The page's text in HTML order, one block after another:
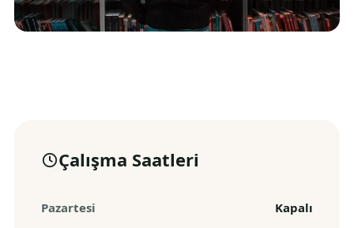
Çalışma Saatleri
Pazartesi Kapalı